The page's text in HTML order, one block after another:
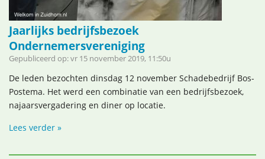
Jaarlijks bedrijfsbezoek
Ondernemersvereniging
Gepubliceerd op: vr 15 november 2019, 11:50u
De leden bezochten dinsdag 12 november Schadebedrijf Bos-
Postema. Het werd een combinatie van een bedrijfsbezoek,
najaarsvergadering en diner op locatie.
Lees verder »